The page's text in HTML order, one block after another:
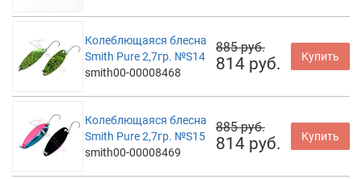
Колеблющаяся блесна
Smith Pure 2,7гр. №S14
smith00-00008468
885 руб.
814 руб. Купить
Колеблющаяся блесна
Smith Pure 2,7гр. №S15
smith00-00008469
885 руб.
814 руб. Купить